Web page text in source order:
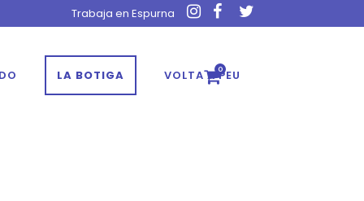
Trabaja en Espurna
0
LA BOTIGA VOLTA A PEU